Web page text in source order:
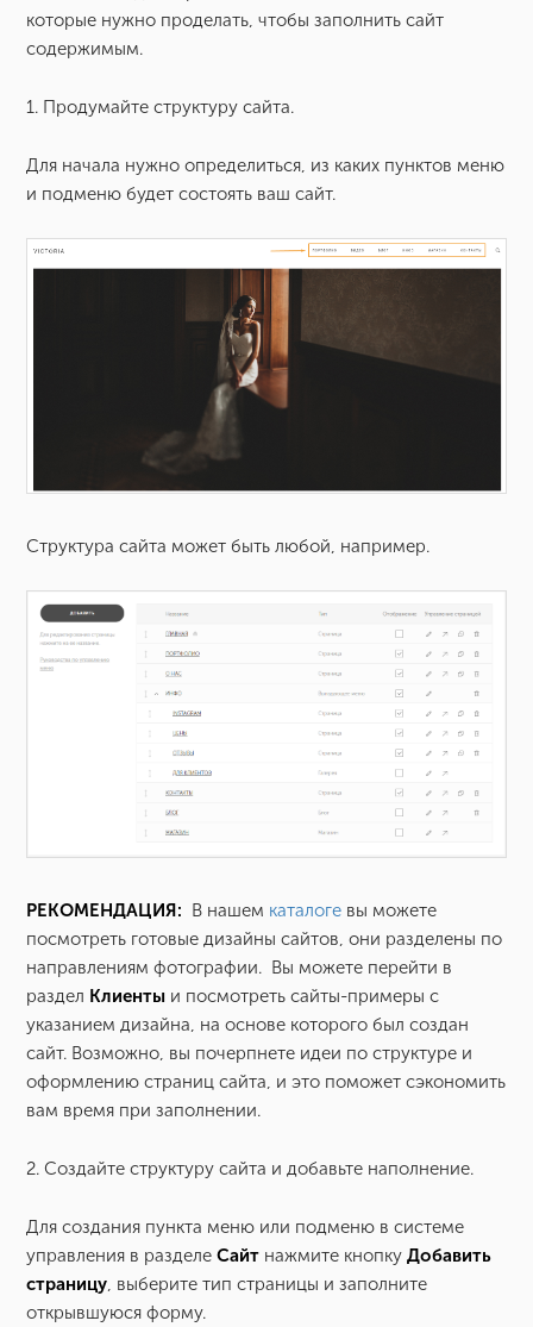
Как запустить сайт на домене, купленном в WIX
Cloudflare
Как создать запрос в поддержку?
которые нужно проделать, чтобы заполнить сайт
содержимым.
1. Продумайте структуру сайта.
Для начала нужно определиться, из каких пунктов меню
и подменю будет состоять ваш сайт.
Структура сайта может быть любой, например.
РЕКОМЕНДАЦИЯ: В нашем каталоге вы можете
посмотреть готовые дизайны сайтов, они разделены по
направлениям фотографии. Вы можете перейти в
раздел Клиенты и посмотреть сайты-примеры с
указанием дизайна, на основе которого был создан
сайт. Возможно, вы почерпнете идеи по структуре и
оформлению страниц сайта, и это поможет сэкономить
вам время при заполнении.
2. Создайте структуру сайта и добавьте наполнение.
Для создания пункта меню или подменю в системе
управления в разделеСайт нажмите кнопкуДобавить
страницу, выберите тип страницы и заполните
открывшуюся форму.